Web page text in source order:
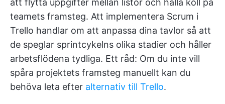
att flytta uppgifter mellan listor och hålla koll på
teamets framsteg. Att implementera Scrum i
Trello handlar om att anpassa dina tavlor så att
de speglar sprintcykelns olika stadier och håller
arbetsflödena tydliga. Ett råd: Om du inte vill
spåra projektets framsteg manuellt kan du
behöva leta efter alternativ till Trello.